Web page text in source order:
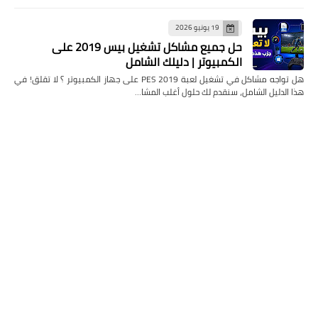
19 يونيو 2026
حل جميع مشاكل تشغيل بيس 2019 على
الكمبيوتر | دليلك الشامل
هل تواجه مشاكل في تشغيل لعبة PES 2019 على جهاز الكمبيوتر ؟ لا تقلق! في
هذا الدليل الشامل، سنقدم لك حلول أغلب المشا…